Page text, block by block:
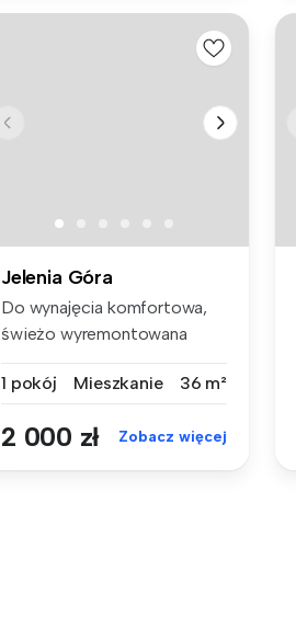
Jelenia Góra
Do wynajęcia komfortowa,
świeżo wyremontowana
1 pokój
Mieszkanie 36 m²
2 000 zł Zobacz więcej